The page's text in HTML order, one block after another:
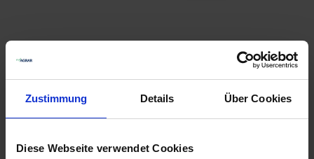
Zustimmung Details Über Cookies
Diese Webseite verwendet Cookies
Viehkennzeichnung online
kaufen bei myAGRAR
Zuverlässige Kennzeichnung für Ihr Vieh. Erkunden Sie
unsere Kennzeichnungsprodukte für Tiere, ob in Form von
beständige Markierung, ideal für eine effektive